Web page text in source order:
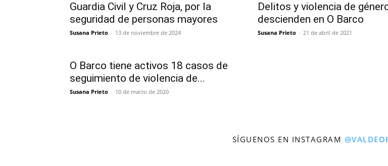
Guardia Civil y Cruz Roja, por la
seguridad de personas mayores
Susana Prieto - 13 de noviembre de 2024
Delitos y violencia de
descienden en O Barco
Susana Prieto - 21 de abril de 2021
O Barco tiene activos 18 casos de
seguimiento de violencia de...
Susana Prieto - 10 de marzo de 2020
SÍGUENOS EN INSTAGRAM